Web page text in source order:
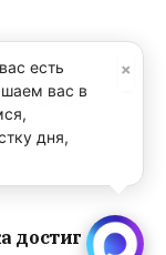
от
достиг
×
есть
вас в
дня,